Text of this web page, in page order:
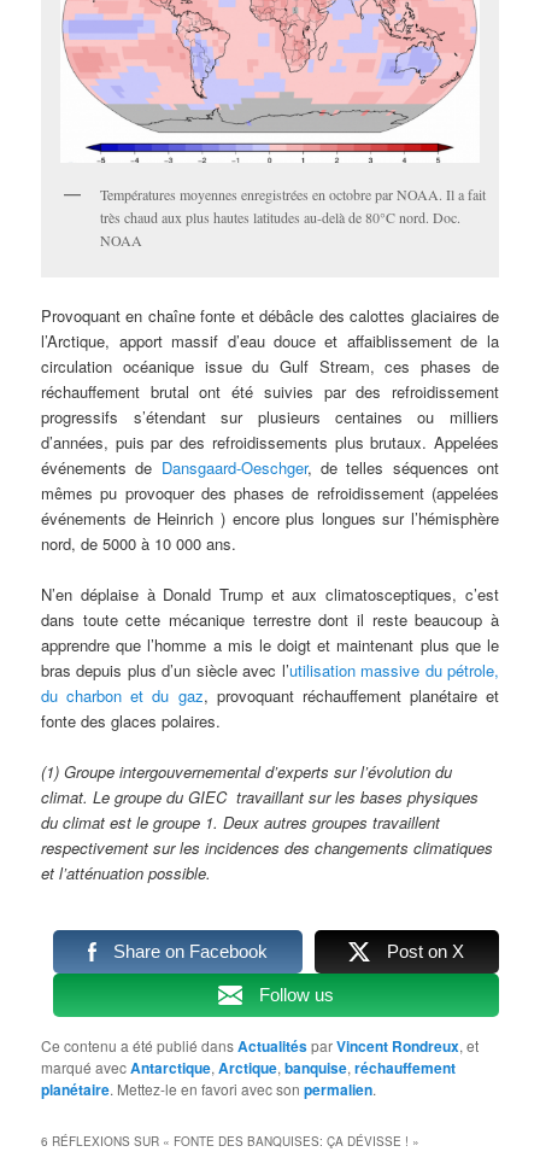
Températures moyennes enregistrées en octobre par NOAA. Il a fait
très chaud aux plus hautes latitudes au-delà de 80°C nord. Doc.
NOAA
Provoquant en chaîne fonte et débâcle des calottes glaciaires de
l’Arctique, apport massif d’eau douce et affaiblissement de la
circulation océanique issue du Gulf Stream, ces phases de
réchauffement brutal ont été suivies par des refroidissement
progressifs s’étendant sur plusieurs centaines ou milliers
d’années, puis par des refroidissements plus brutaux. Appelées
événements de Dansgaard-Oeschger, de telles séquences ont
mêmes pu provoquer des phases de refroidissement (appelées
événements de Heinrich ) encore plus longues sur l’hémisphère
nord, de 5000 à 10 000 ans.
N’en déplaise à Donald Trump et aux climatosceptiques, c’est
dans toute cette mécanique terrestre dont il reste beaucoup à
apprendre que l’homme a mis le doigt et maintenant plus que le
bras depuis plus d’un siècle avec l’utilisation massive du pétrole,
du charbon et du gaz, provoquant réchauffement planétaire et
fonte des glaces polaires.
(1) Groupe intergouvernemental d’experts sur l’évolution du
climat. Le groupe du GIEC travaillant sur les bases physiques
du climat est le groupe 1. Deux autres groupes travaillent
respectivement sur les incidences des changements climatiques
et l’atténuation possible.
Share on Facebook Post on X
Follow us
Ce contenu a été publié dansActualitésparVincent Rondreux, et
marqué avecAntarctique,Arctique,banquise,réchauffement
planétaire. Mettez-le en favori avec sonpermalien.
6 RÉFLEXIONS SUR « FONTE DES BANQUISES: ÇA DÉVISSE ! »